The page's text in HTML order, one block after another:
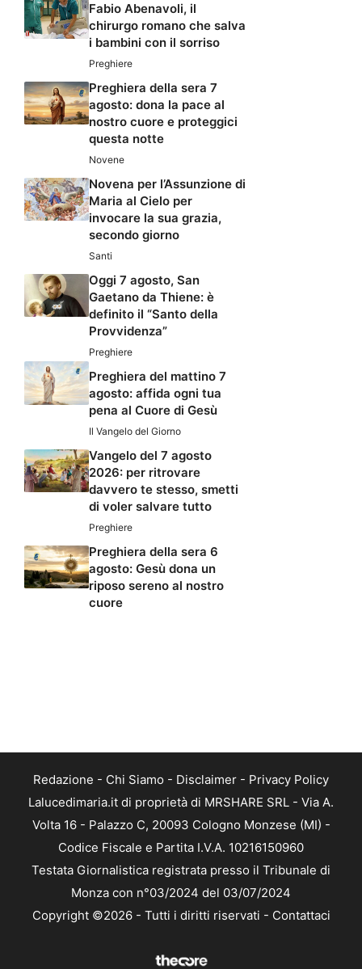
Fabio Abenavoli, il
chirurgo romano che salva
i bambini con il sorriso
Preghiere
Preghiera della sera 7
agosto: dona la pace al
nostro cuore e proteggici
questa notte
Novene
Novena per l’Assunzione di
Maria al Cielo per
invocare la sua grazia,
secondo giorno
Santi
Oggi 7 agosto, San
Gaetano da Thiene: è
definito il “Santo della
Provvidenza”
Preghiere
Preghiera del mattino 7
agosto: affida ogni tua
pena al Cuore di Gesù
Il Vangelo del Giorno
Vangelo del 7 agosto
2026: per ritrovare
davvero te stesso, smetti
di voler salvare tutto
Preghiere
Preghiera della sera 6
agosto: Gesù dona un
riposo sereno al nostro
cuore
Redazione - Chi Siamo - Disclaimer - Privacy Policy
Lalucedimaria.it di proprietà di MRSHARE SRL - Via A.
Volta 16 - Palazzo C, 20093 Cologno Monzese (MI) -
Codice Fiscale e Partita I.V.A. 10216150960
Testata Giornalistica registrata presso il Tribunale di
Monza con n°03/2024 del 03/07/2024
Copyright ©2026 - Tutti i diritti riservati - Contattaci